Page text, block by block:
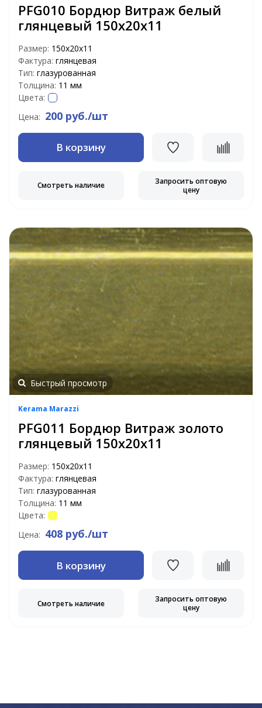
PFG010 Бордюр Витраж белый
глянцевый 150х20х11
Размер: 150х20х11
Фактура: глянцевая
Тип: глазурованная
Толщина: 11 мм
Цвета:
Цена: 200 руб./шт
В корзину
Смотреть наличие
Запросить оптовую
цену
Быстрый просмотр
Kerama Marazzi
PFG011 Бордюр Витраж золото
глянцевый 150х20х11
Размер: 150х20х11
Фактура: глянцевая
Тип: глазурованная
Толщина: 11 мм
Цвета:
Цена: 408 руб./шт
В корзину
Смотреть наличие
Запросить оптовую
цену